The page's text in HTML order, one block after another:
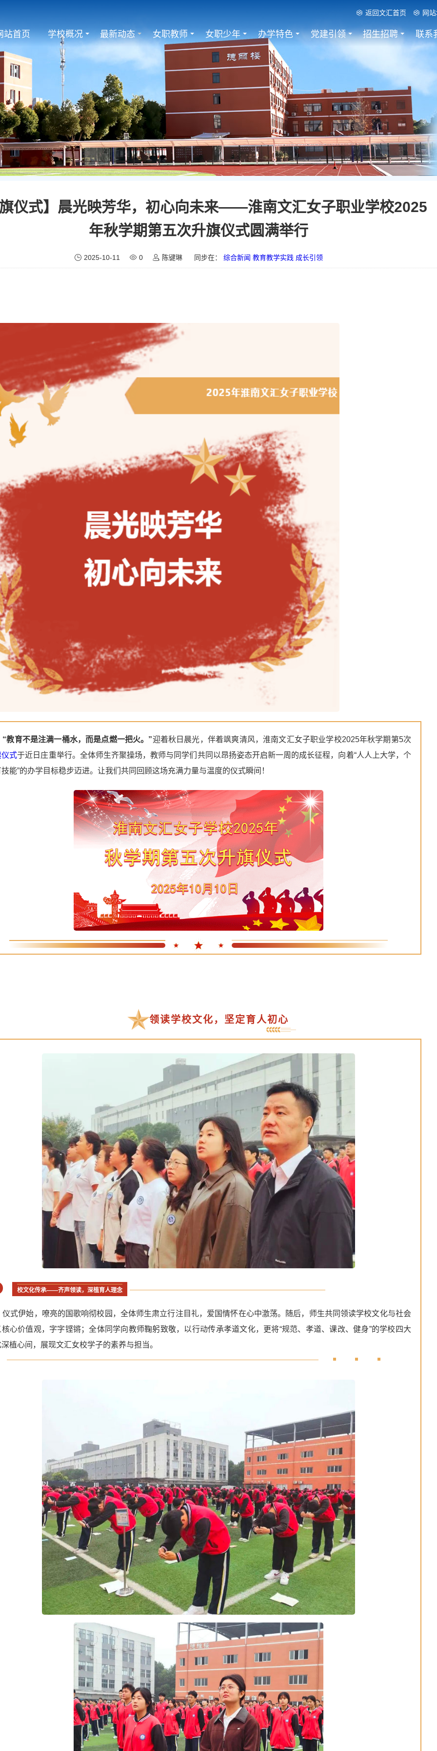
返回文汇首页 网
站首页 学校概况 最新动态 女职教师 女职少年 办学特色 党建引领 招生招聘 联系
仪式】晨光映芳华，初心向未来——淮南文汇女子职业学校2025
年秋学期第五次升旗仪式圆满举行
2025-10-11 0 陈键琳 同步在： 综合新闻 教育教学实践 成长引领
“教育不是注满一桶水，而是点燃一把火。”迎着秋日晨光，伴着飒爽清风，淮南文汇女子职业学校2025年秋学期第5次
式于近日庄重举行。全体师生齐聚操场，教师与同学们共同以昂扬姿态开启新一周的成长征程，向着“人人上大学，个
能”的办学目标稳步迈进。让我们共同回顾这场充满力量与温度的仪式瞬间！
领读学校文化，坚定育人初心
校文化传承——齐声领读，深植育人理念
仪式伊始，嘹亮的国歌响彻校园，全体师生肃立行注目礼，爱国情怀在心中激荡。随后，师生共同领读学校文化与社会
核心价值观，字字铿锵；全体同学向教师鞠躬致敬，以行动传承孝道文化，更将“规范、孝道、课改、健身”的学校四大
植心间，展现文汇女校学子的素养与担当。